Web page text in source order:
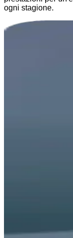
ogni stagione.